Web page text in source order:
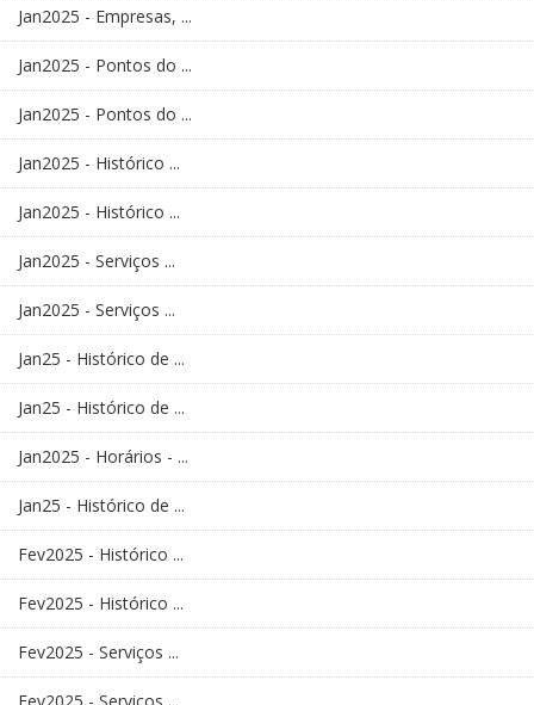
Jan2025 - Empresas, ...
Jan2025 - Pontos do ...
Jan2025 - Pontos do ...
Jan2025 - Histórico ...
Jan2025 - Histórico ...
Jan2025 - Serviços ...
Jan2025 - Serviços ...
Jan25 - Histórico de ...
Jan25 - Histórico de ...
Jan2025 - Horários - ...
Jan25 - Histórico de ...
Fev2025 - Histórico ...
Fev2025 - Histórico ...
Fev2025 - Serviços ...